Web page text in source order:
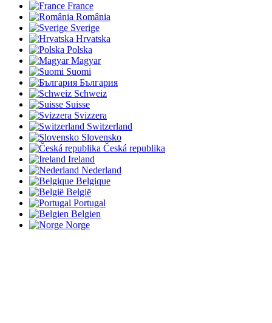
France
România
Sverige
Hrvatska
Polska
Magyar
Suomi
България
Schweiz
Suisse
Svizzera
Switzerland
Slovensko
Česká republika
Ireland
Nederland
Belgique
België
Portugal
Belgien
Norge